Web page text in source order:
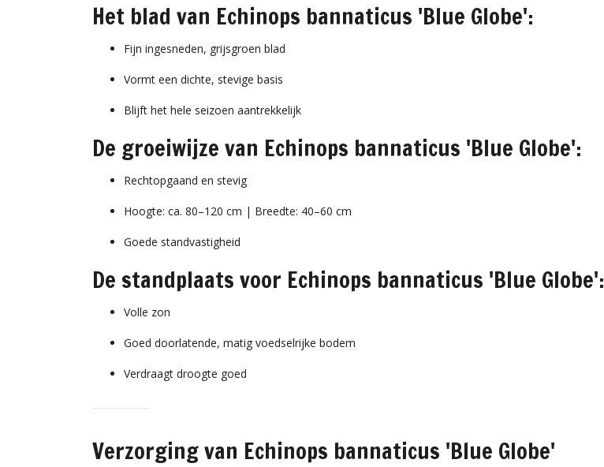
Het blad van Echinops bannaticus 'Blue Globe':
Fijn ingesneden, grijsgroen blad
Vormt een dichte, stevige basis
Blijft het hele seizoen aantrekkelijk
De groeiwijze van Echinops bannaticus 'Blue Globe':
Rechtopgaand en stevig
Hoogte: ca. 80–120 cm | Breedte: 40–60 cm
Goede standvastigheid
De standplaats voor Echinops bannaticus 'Blue Globe':
Volle zon
Goed doorlatende, matig voedselrijke bodem
Verdraagt droogte goed
Verzorging van Echinops bannaticus 'Blue Globe'